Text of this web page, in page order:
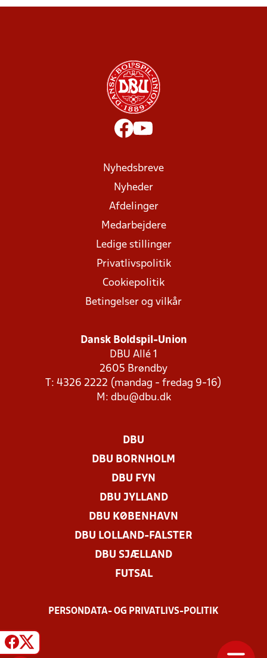
Nyhedsbreve
Nyheder
Afdelinger
Medarbejdere
Ledige stillinger
Privatlivspolitik
Cookiepolitik
Betingelser og vilkår
Dansk Boldspil-Union
DBU Allé 1
2605 Brøndby
T: 4326 2222 (mandag - fredag 9-16)
M: dbu@dbu.dk
DBU
DBU BORNHOLM
DBU FYN
DBU JYLLAND
DBU KØBENHAVN
DBU LOLLAND-FALSTER
DBU SJÆLLAND
FUTSAL
PERSONDATA- OG PRIVATLIVS-POLITIK